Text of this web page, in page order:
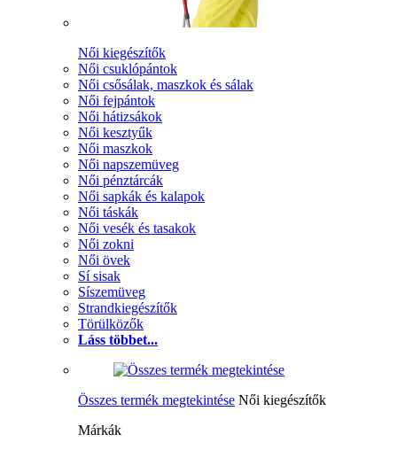
Női kiegészítők
Női csuklópántok
Női csősálak, maszkok és sálak
Női fejpántok
Női hátizsákok
Női kesztyűk
Női maszkok
Női napszemüveg
Női pénztárcák
Női sapkák és kalapok
Női táskák
Női vesék és tasakok
Női zokni
Női övek
Sí sisak
Síszemüveg
Strandkiegészítők
Törülközők
Láss többet...
Összes termék megtekintése Női kiegészítők
Márkák